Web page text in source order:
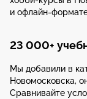
и офлайн-
23 000+
Мы добавили в
Новомосковска,
Сравнивайте